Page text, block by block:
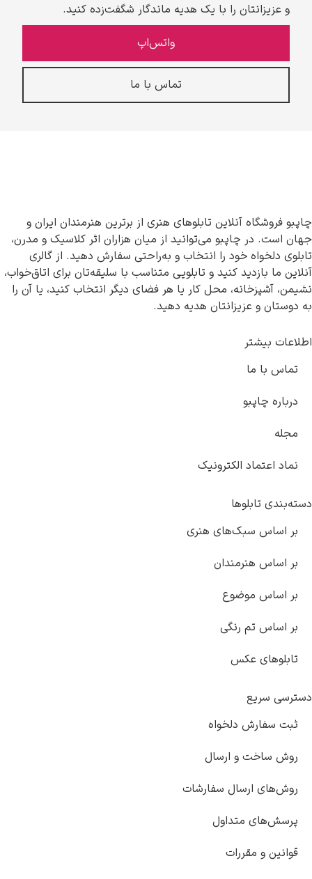
و عزیزانتان را با یک هدیه ماندگار شگفت‌زده کنید.
واتس‌اپ
تماس با ما
چاپبو فروشگاه آنلاین تابلوهای هنری از برترین هنرمندان ایران و
جهان است. در چاپبو می‌توانید از میان هزاران اثر کلاسیک و مدرن،
تابلوی دلخواه خود را انتخاب و به‌راحتی سفارش دهید. از گالری
آنلاین ما بازدید کنید و تابلویی متناسب با سلیقه‌تان برای اتاق‌خواب،
نشیمن، آشپزخانه، محل کار یا هر فضای دیگر انتخاب کنید، یا آن را
به دوستان و عزیزانتان هدیه دهید.
اطلاعات بیشتر
تماس با ما
درباره چاپبو
مجله
نماد اعتماد الکترونیک
دسته‌بندی تابلوها
بر اساس سبک‌های هنری
بر اساس هنرمندان
بر اساس موضوع
بر اساس تم رنگی
تابلوهای عکس
دسترسی سریع
ثبت سفارش دلخواه
روش ساخت و ارسال
روش‌های ارسال سفارشات
پرسش‌های متداول
قوانین و مقررات